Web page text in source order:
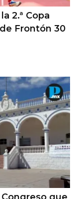
2.ª Copa
Frontón 30